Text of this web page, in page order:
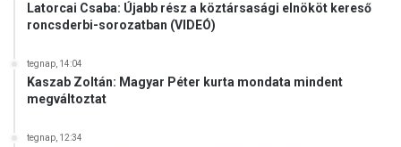
Latorcai Csaba: Újabb rész a köztársasági elnököt kereső
roncsderbi-sorozatban (VIDEÓ)
tegnap, 14:04
Kaszab Zoltán: Magyar Péter kurta mondata mindent
megváltoztat
tegnap, 12:34